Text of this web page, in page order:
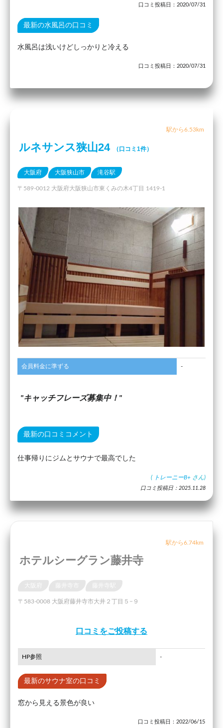
口コミ投稿日：2020/07/31
最新の水風呂の口コミ
水風呂は浅いけどしっかりと冷える
口コミ投稿日：2020/07/31
駅から6.53km
ルネサンス狭山24 （口コミ1件）
大阪府 大阪狭山市 滝谷駅
〒589-0012 大阪府大阪狭山市東くみの木4丁目 1419-1
会員料金に準ずる -
キャッチフレーズ募集中！
最新の口コミコメント
仕事帰りにジムとサウナで最高でした
( トレーニーB+ さん)
口コミ投稿日：2025.11.28
駅から6.74km
ホテルシーグラン藤井寺
〒583-0008 大阪府藤井寺市大井２丁目５−９
口コミをご投稿する
HP参照 -
最新のサウナ室の口コミ
窓から見える景色が良い
口コミ投稿日：2022/06/15